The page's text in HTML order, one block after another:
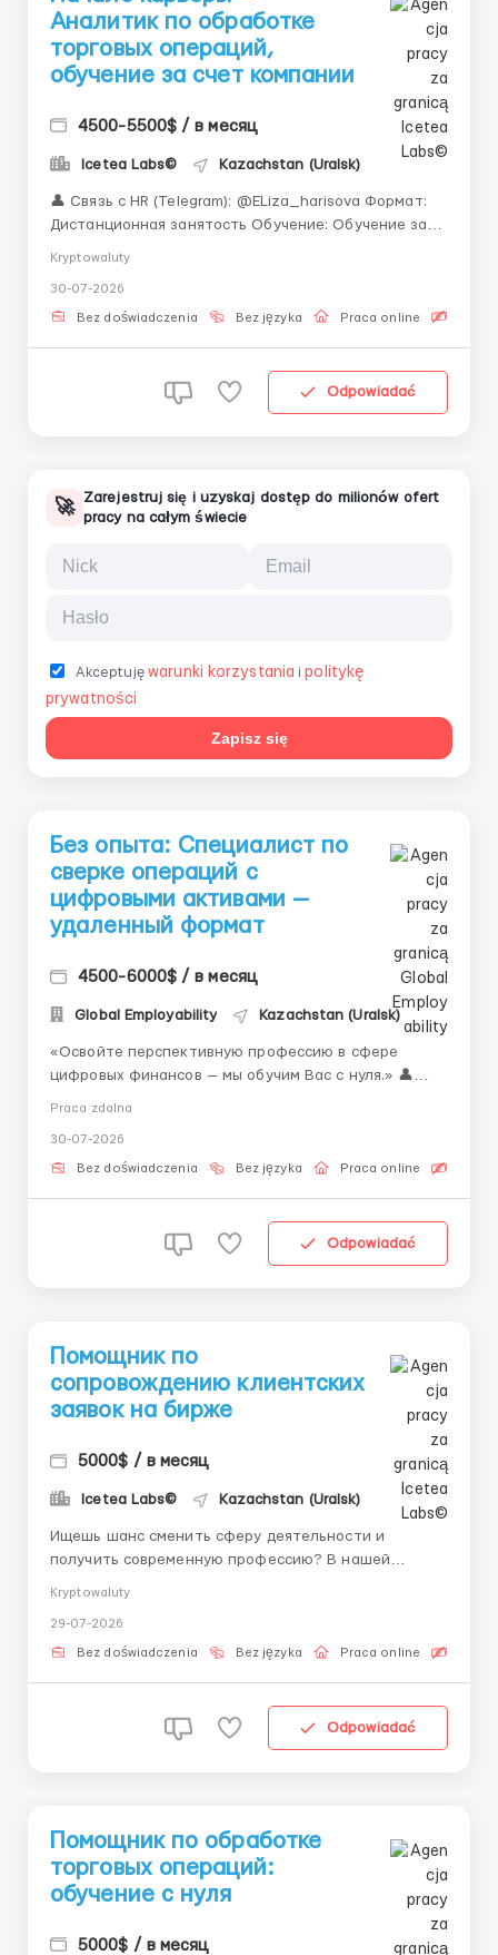
Аналитик по обработке
торговых операций,
обучение за счет компании
4500-5500$ / в месяц
Icetea Labs© Kazachstan (Uralsk)
👤 Связь с HR (Telegram): @ELiza_harisova Формат:
Дистанционная занятость Обучение: Обучение за
инструкции написаны понятно и доступно.
Присоединяйтесь к нам!» Обработка торговых
Kryptowaluty
30-07-2026
Bez doświadczenia Bez języka Praca online
Odpowiadać
🚀
Zarejestruj się i uzyskaj dostęp do milionów ofert
pracy na całym świecie
Akceptujęwarunki korzystania i politykę
prywatności
Zapisz się
Без опыта: Специалист по
сверке операций с
цифровыми активами —
удаленный формат
4500-6000$ / в месяц
Global Employability Kazachstan (Uralsk)
«Освойте перспективную профессию в сфере
цифровых финансов — мы обучим Вас с нуля.» 👤
процессов — одна из самых молодых и
быстрорастущих специальностей в мире. Спрос на
Praca zdalna
30-07-2026
Bez doświadczenia Bez języka Praca online
Odpowiadać
Помощник по
сопровождению клиентских
заявок на бирже
5000$ / в месяц
Icetea Labs© Kazachstan (Uralsk)
Ищешь шанс сменить сферу деятельности и
получить современную профессию? В нашей
👤 Наш HR-менеджер в Telegram:
@aleksandr_barabashov Icetea Labs строит
Kryptowaluty
29-07-2026
Bez doświadczenia Bez języka Praca online
Odpowiadać
Помощник по обработке
торговых операций:
обучение с нуля
5000$ / в месяц